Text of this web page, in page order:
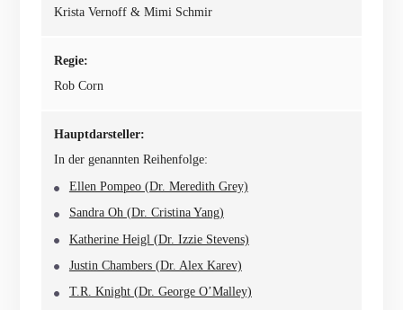
Krista Vernoff & Mimi Schmir
Regie:
Rob Corn
Hauptdarsteller:
In der genannten Reihenfolge:
Ellen Pompeo (Dr. Meredith Grey)
Sandra Oh (Dr. Cristina Yang)
Katherine Heigl (Dr. Izzie Stevens)
Justin Chambers (Dr. Alex Karev)
T.R. Knight (Dr. George O’Malley)